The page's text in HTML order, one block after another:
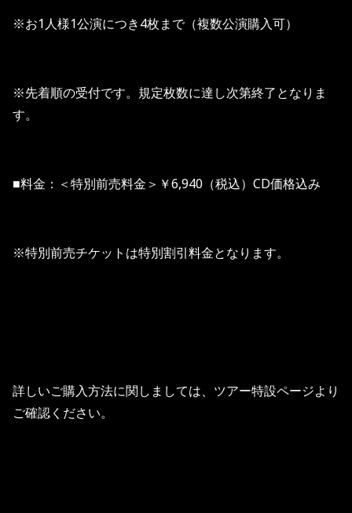
※お1人様1公演につき4枚まで（複数公演購入可）
※先着順の受付です。規定枚数に達し次第終了となりま
す。
■料金：＜特別前売料金＞￥6,940（税込）CD価格込み
※特別前売チケットは特別割引料金となります。
詳しいご購入方法に関しましては、ツアー特設ページより
ご確認ください。